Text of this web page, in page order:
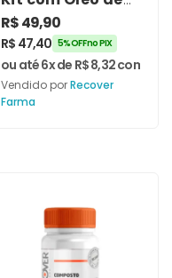
Melaleuca e
Solução
Antimicótica –
Recover Farma
R$49,90
R$ 47,40 5% OFF no PIX
ou até 6x de R$8,32com
Vendido porRecover
Farma